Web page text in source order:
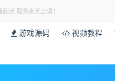
点 服务永无止境！
游戏源码 视频教程